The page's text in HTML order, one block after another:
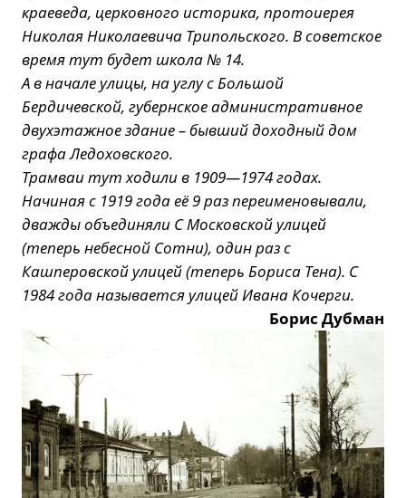
краеведа, церковного историка, протоиерея
Николая Николаевича Трипольского. В советское
время тут будет школа № 14.
А в начале улицы, на углу с Большой
Бердичевской, губернское административное
двухэтажное здание – бывший доходный дом
графа Ледоховского.
Трамваи тут ходили в 1909—1974 годах.
Начиная с 1919 года её 9 раз переименовывали,
дважды объединяли С Московской улицей
(теперь небесной Сотни), один раз с
Кашперовской улицей (теперь Бориса Тена). С
1984 года называется улицей Ивана Кочерги.
Борис Дубман